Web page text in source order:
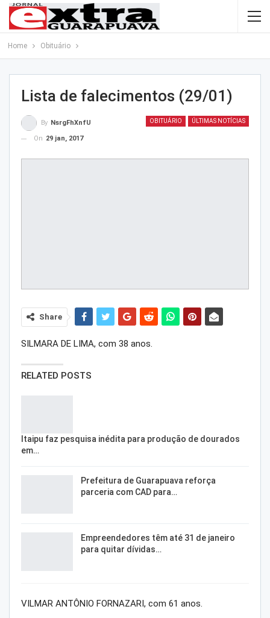
Home Obituário
Lista de falecimentos (29/01)
OBITUÁRIO ÚLTIMAS NOTÍCIAS
By NsrgFhXnfU
On 29 jan, 2017
Share
SILMARA DE LIMA, com 38 anos.
RELATED POSTS
Itaipu faz pesquisa inédita para produção de dourados
em…
Prefeitura de Guarapuava reforça
parceria com CAD para…
Empreendedores têm até 31 de janeiro
para quitar dívidas…
VILMAR ANTÔNIO FORNAZARI, com 61 anos.